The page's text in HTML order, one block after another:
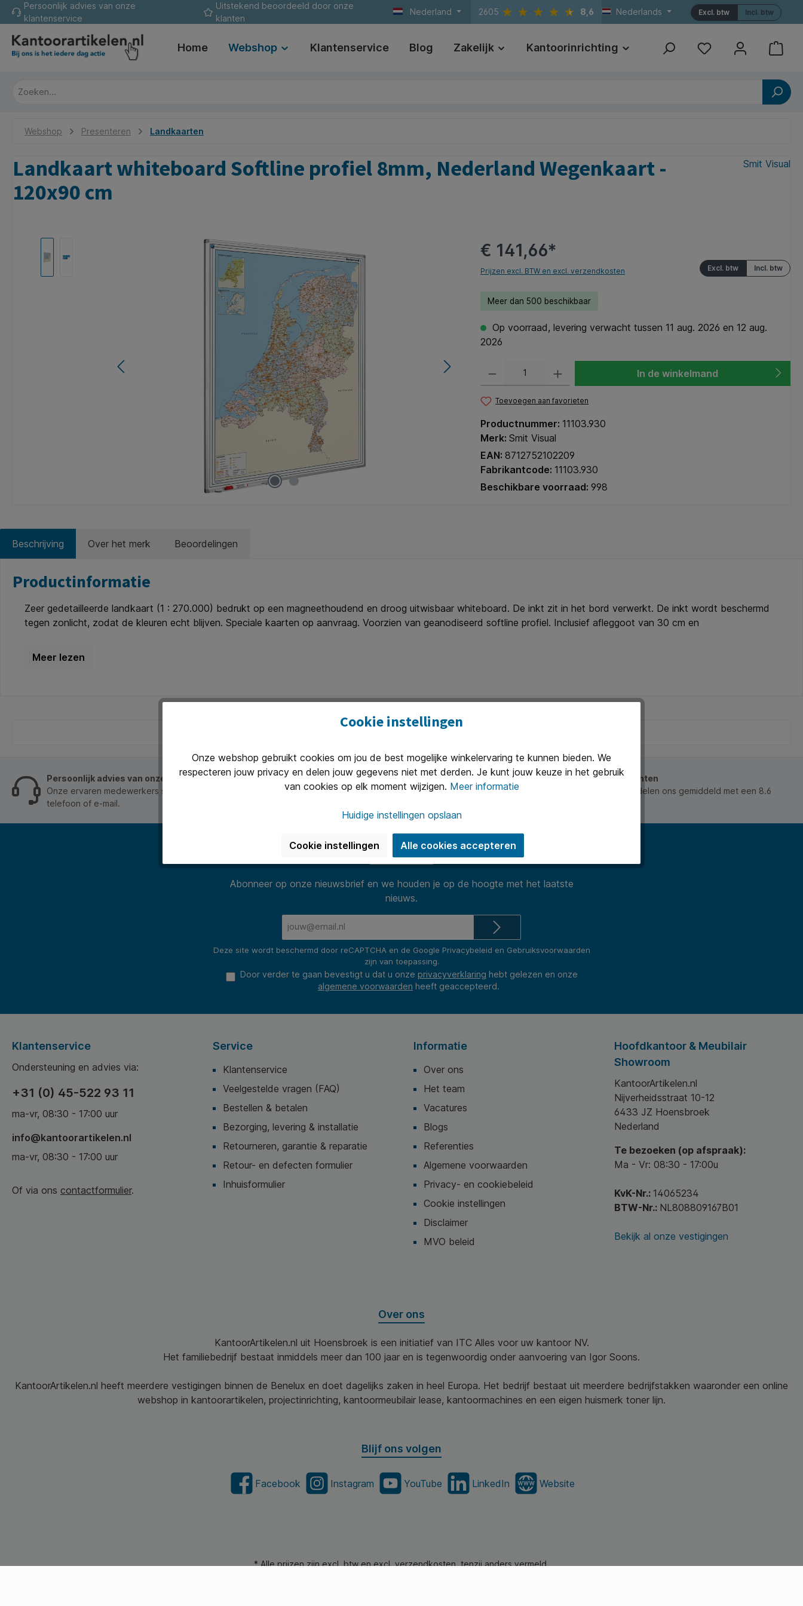
Ga naar de hoofdnavigatie
Persoonlijk advies van onze
klantenservice
Uitstekend beoordeeld door onze
klanten
Nederland 2605 8,6 Nederlands Incl. btw
Excl. btw
Home Webshop Klantenservice Blog Zakelijk Kantoorinrichting Print Referenties
Webshop Presenteren Landkaarten
Landkaart whiteboard Softline profiel 8mm, Nederland Wegenkaart -
120x90 cm
Smit Visual
€ 141,66*
Incl. btw
Excl. btw
Prijzen excl. BTW en excl. verzendkosten
Meer dan 500 beschikbaar
Op voorraad, levering verwacht tussen 11 aug. 2026 en 12 aug.
2026
In de winkelmand
Toevoegen aan favorieten
Productnummer: 11103.930
Merk: Smit Visual
EAN: 8712752102209
Fabrikantcode: 11103.930
Beschikbare voorraad: 998
Beschrijving Over het merk Beoordelingen
Productinformatie
Zeer gedetailleerde landkaart (1 : 270.000) bedrukt op een magneethoudend en droog uitwisbaar whiteboard. De inkt zit in het bord verwerkt. De inkt wordt beschermd
tegen zonlicht, zodat de kleuren echt blijven. Speciale kaarten op aanvraag. Voorzien van geanodiseerd softline profiel. Inclusief afleggoot van 30 cm en
Persoonlijk advies van onze klantenservice
Onze ervaren medewerkers staan je graag op werkdagen van 8.30 tot 17.00 te woord per
telefoon of e-mail.
Uitstekend beoordeeld door onze klanten
Onze klanten waarderen ons en beoordelen ons gemiddeld met een 8.6
Nieuwsbrief
Abonneer op onze nieuwsbrief en we houden je op de hoogte met het laatste
nieuws.
Deze site wordt beschermd door reCAPTCHA en de Google Privacybeleid en Gebruiksvoorwaarden
zijn van toepassing.
Door verder te gaan bevestigt u dat u onze privacyverklaring hebt gelezen en onze
algemene voorwaarden heeft geaccepteerd.
Klantenservice
Ondersteuning en advies via:
+31 (0) 45-522 93 11
ma-vr, 08:30 - 17:00 uur
info@kantoorartikelen.nl
ma-vr, 08:30 - 17:00 uur
Of via ons contactformulier.
Service
Klantenservice
Veelgestelde vragen (FAQ)
Bestellen & betalen
Bezorging, levering & installatie
Retourneren, garantie & reparatie
Retour- en defecten formulier
Inhuisformulier
Informatie
Over ons
Het team
Vacatures
Blogs
Referenties
Algemene voorwaarden
Privacy- en cookiebeleid
Cookie instellingen
Disclaimer
MVO beleid
Hoofdkantoor & Meubilair
Showroom
KantoorArtikelen.nl
Nijverheidsstraat 10-12
6433 JZ Hoensbroek
Nederland
Te bezoeken (op afspraak):
Ma - Vr: 08:30 - 17:00u
KvK-Nr.: 14065234
BTW-Nr.: NL808809167B01
Bekijk al onze vestigingen
Over ons
KantoorArtikelen.nl uit Hoensbroek is een initiatief van ITC Alles voor uw kantoor NV.
Het familiebedrijf bestaat inmiddels meer dan 100 jaar en is tegenwoordig onder aanvoering van Igor Soons.
KantoorArtikelen.nl heeft meerdere vestigingen binnen de Benelux en doet dagelijks zaken in heel Europa. Het bedrijf bestaat uit meerdere bedrijfstakken waaronder een online
webshop in kantoorartikelen, projectinrichting, kantoormeubilair lease, kantoormachines en een eigen huismerk toner lijn.
Blijf ons volgen
Facebook Instagram YouTube LinkedIn Website
* Alle prijzen zijn excl. btw en excl. verzendkosten, tenzij anders vermeld.
Cookie instellingen
Onze webshop gebruikt cookies om jou de best mogelijke winkelervaring te kunnen bieden. We
respecteren jouw privacy en delen jouw gegevens niet met derden. Je kunt jouw keuze in het gebruik
van cookies op elk moment wijzigen. Meer informatie
Huidige instellingen opslaan
Cookie instellingen Alle cookies accepteren